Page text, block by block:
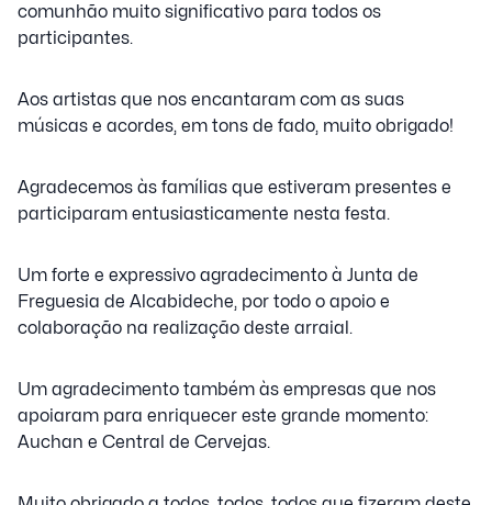
comunhão muito significativo para todos os
participantes.
Aos artistas que nos encantaram com as suas
músicas e acordes, em tons de fado, muito obrigado!
Agradecemos às famílias que estiveram presentes e
participaram entusiasticamente nesta festa.
Um forte e expressivo agradecimento à Junta de
Freguesia de Alcabideche, por todo o apoio e
colaboração na realização deste arraial.
Um agradecimento também às empresas que nos
apoiaram para enriquecer este grande momento:
Auchan e Central de Cervejas.